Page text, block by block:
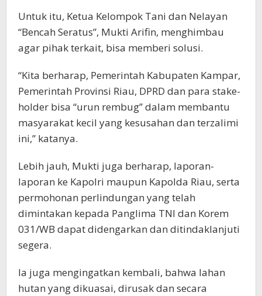
Untuk itu, Ketua Kelompok Tani dan Nelayan
“Bencah Seratus”, Mukti Arifin, menghimbau
agar pihak terkait, bisa memberi solusi.
“Kita berharap, Pemerintah Kabupaten Kampar,
Pemerintah Provinsi Riau, DPRD dan para stake-
holder bisa “urun rembug” dalam membantu
masyarakat kecil yang kesusahan dan terzalimi
ini,” katanya.
Lebih jauh, Mukti juga berharap, laporan-
laporan ke Kapolri maupun Kapolda Riau, serta
permohonan perlindungan yang telah
dimintakan kepada Panglima TNI dan Korem
031/WB dapat didengarkan dan ditindaklanjuti
segera.
Ia juga mengingatkan kembali, bahwa lahan
hutan yang dikuasai, dirusak dan secara